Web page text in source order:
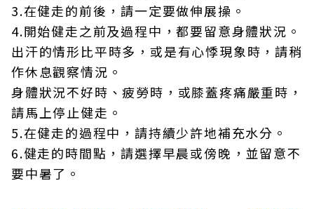
3.在健走的前後，請一定要做伸展操。
4.開始健走之前及過程中，都要留意身體狀況。
出汗的情形比平時多，或是有心悸現象時，請稍
作休息觀察情況。
身體狀況不好時、疲勞時，或膝蓋疼痛嚴重時，
請馬上停止健走。
5.在健走的過程中，請持續少許地補充水分。
6.健走的時間點，請選擇早晨或傍晚，並留意不
要中暑了。